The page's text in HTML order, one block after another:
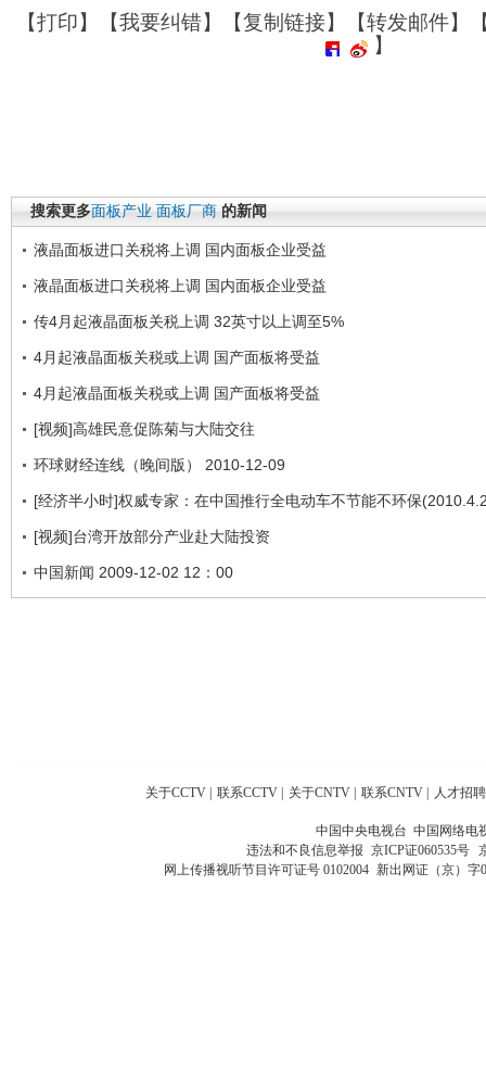
【打印】【我要纠错】【复制链接】【转发邮件】
】
搜索更多面板产业 面板厂商 的新闻
液晶面板进口关税将上调 国内面板企业受益
液晶面板进口关税将上调 国内面板企业受益
传4月起液晶面板关税上调 32英寸以上调至5%
4月起液晶面板关税或上调 国产面板将受益
4月起液晶面板关税或上调 国产面板将受益
[视频]高雄民意促陈菊与大陆交往
环球财经连线（晚间版） 2010-12-09
[经济半小时]权威专家：在中国推行全电动车不节能不环保
[视频]台湾开放部分产业赴大陆投资
中国新闻 2009-12-02 12：00
关于CCTV 联系CCTV 关于CNTV 联系CNTV 人才招聘
中国中央电视台 中国网络电
违法和不良信息举报 京ICP证060535号
网上传播视听节目许可证号 0102004 新出网证（京）